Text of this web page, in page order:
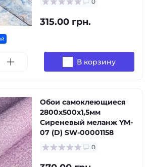
315.00 грн.
В корзину
Обои самоклеющиеся
2800х500х1,5мм
Сиреневый меланж YM-
07 (D) SW-00001158
0